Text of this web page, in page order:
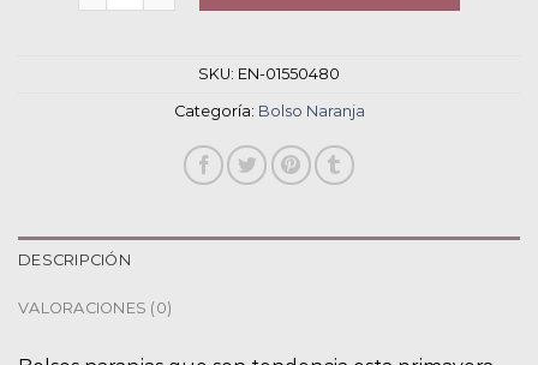
SKU: EN-01550480
Categoría: Bolso Naranja
DESCRIPCIÓN
VALORACIONES (0)